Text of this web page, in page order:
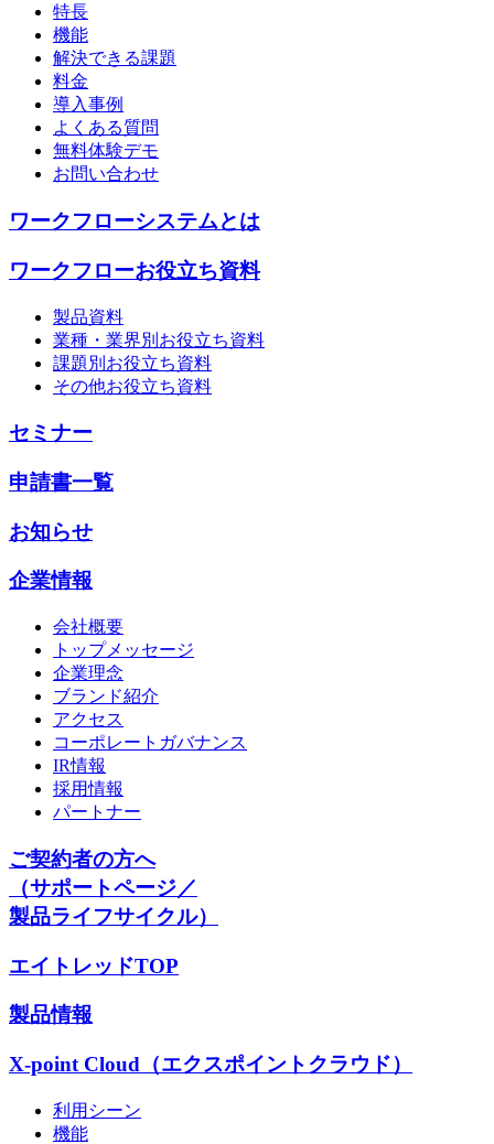
特長
機能
解決できる課題
料金
導入事例
よくある質問
無料体験デモ
お問い合わせ
ワークフローシステムとは
ワークフローお役立ち資料
製品資料
業種・業界別お役立ち資料
課題別お役立ち資料
その他お役立ち資料
セミナー
申請書一覧
お知らせ
企業情報
会社概要
トップメッセージ
企業理念
ブランド紹介
アクセス
コーポレートガバナンス
IR情報
採用情報
パートナー
ご契約者の方へ
（サポートページ／
製品ライフサイクル）
エイトレッドTOP
製品情報
X-point Cloud（エクスポイントクラウド）
利用シーン
機能